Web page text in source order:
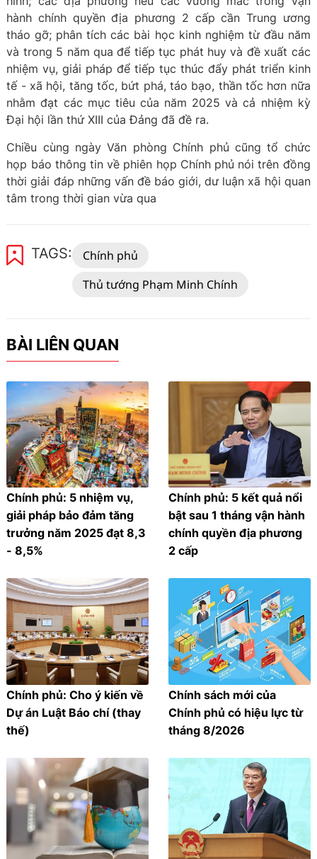
hành chính quyền địa phương 2 cấp cần Trung ương
tháo gỡ; phân tích các bài học kinh nghiệm từ đầu năm
và trong 5 năm qua để tiếp tục phát huy và đề xuất các
nhiệm vụ, giải pháp để tiếp tục thúc đẩy phát triển kinh
tế - xã hội, tăng tốc, bứt phá, táo bạo, thần tốc hơn nữa
nhằm đạt các mục tiêu của năm 2025 và cả nhiệm kỳ
Đại hội lần thứ XIII của Đảng đã đề ra.
Chiều cùng ngày Văn phòng Chính phủ cũng tổ chức
họp báo thông tin về phiên họp Chính phủ nói trên đồng
thời giải đáp những vấn đề báo giới, dư luận xã hội quan
tâm trong thời gian vừa qua
TAGS:
Chính phủ
Thủ tướng Phạm Minh Chính
BÀI LIÊN QUAN
Chính phủ: 5 nhiệm vụ,
giải pháp bảo đảm tăng
trưởng năm 2025 đạt 8,3
- 8,5%
Chính phủ: 5 kết quả nổi
bật sau 1 tháng vận hành
chính quyền địa phương
2 cấp
Chính phủ: Cho ý kiến về
Dự án Luật Báo chí (thay
thế)
Chính sách mới của
Chính phủ có hiệu lực từ
tháng 8/2026